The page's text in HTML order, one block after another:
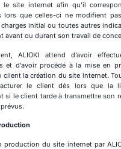
le site internet afin qu’il
lors que celles-ci ne modifient
charges initial ou toutes autres
avant ou durant son travail de
ALIOKI attend d’avoir
et d’avoir procédé à la mise en
client la création du site internet.
le client dès lors que la
si le client tarde à transmettre son
production du site internet par